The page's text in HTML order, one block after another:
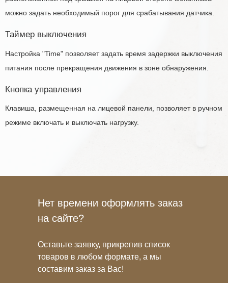
можно задать необходимый порог для срабатывания датчика.
Таймер выключения
Настройка "Time" позволяет задать время задержки выключения
питания после прекращения движения в зоне обнаружения.
Кнопка управления
Клавиша, размещенная на лицевой панели, позволяет в ручном
режиме включать и выключать нагрузку.
Нет времени оформлять заказ
на сайте?
Оставьте заявку, прикрепив список
товаров в любом формате, а мы
составим заказ за Вас!